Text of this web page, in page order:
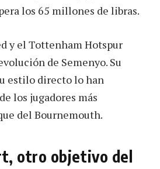
los 65 millones de libras.
y el Tottenham Hotspur
de Semenyo. Su
estilo directo lo han
los jugadores más
del Bournemouth.
otro objetivo del